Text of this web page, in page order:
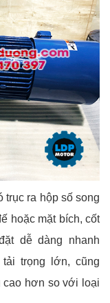
trục ra hộp số song
hoặc mặt bích, cốt
dễ dàng nhanh
trọng lớn, cũng
cao hơn so với loại